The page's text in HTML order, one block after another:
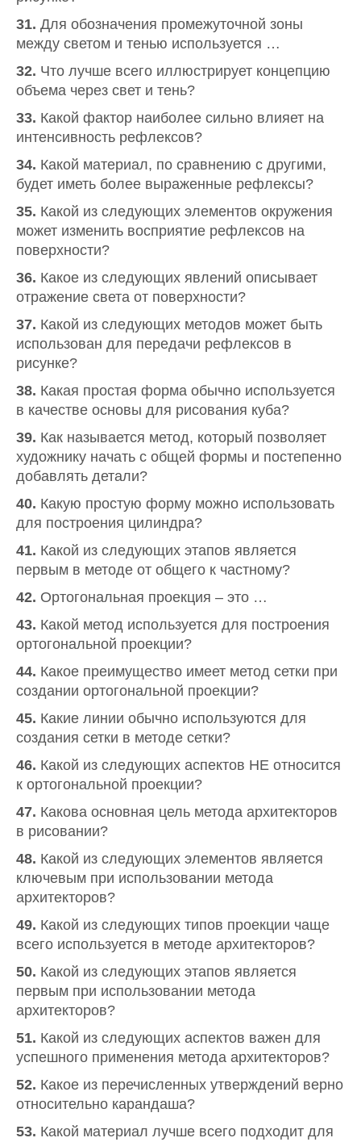
31. Для обозначения промежуточной зоны
между светом и тенью используется …
32. Что лучше всего иллюстрирует концепцию
объема через свет и тень?
33. Какой фактор наиболее сильно влияет на
интенсивность рефлексов?
34. Какой материал, по сравнению с другими,
будет иметь более выраженные рефлексы?
35. Какой из следующих элементов окружения
может изменить восприятие рефлексов на
поверхности?
36. Какое из следующих явлений описывает
отражение света от поверхности?
37. Какой из следующих методов может быть
использован для передачи рефлексов в
рисунке?
38. Какая простая форма обычно используется
в качестве основы для рисования куба?
39. Как называется метод, который позволяет
художнику начать с общей формы и постепенно
добавлять детали?
40. Какую простую форму можно использовать
для построения цилиндра?
41. Какой из следующих этапов является
первым в методе от общего к частному?
42. Ортогональная проекция – это …
43. Какой метод используется для построения
ортогональной проекции?
44. Какое преимущество имеет метод сетки при
создании ортогональной проекции?
45. Какие линии обычно используются для
создания сетки в методе сетки?
46. Какой из следующих аспектов НЕ относится
к ортогональной проекции?
47. Какова основная цель метода архитекторов
в рисовании?
48. Какой из следующих элементов является
ключевым при использовании метода
архитекторов?
49. Какой из следующих типов проекции чаще
всего используется в методе архитекторов?
50. Какой из следующих этапов является
первым при использовании метода
архитекторов?
51. Какой из следующих аспектов важен для
успешного применения метода архитекторов?
52. Какое из перечисленных утверждений верно
относительно карандаша?
53. Какой материал лучше всего подходит для